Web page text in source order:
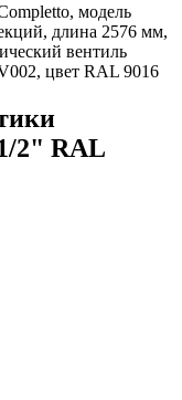
модель
длина 2576 мм,
вентиль
цвет RAL 9016
2" RAL